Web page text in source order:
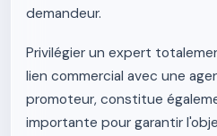
demandeur.
Privilégier un expert
lien commercial avec une
promoteur, constitue
importante pour garantir